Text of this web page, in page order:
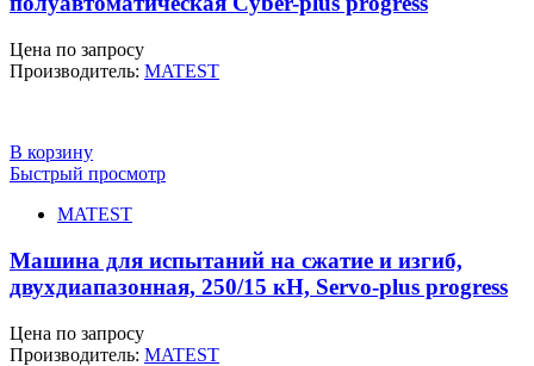
Цена по запросу
Производитель: MATEST
В корзину
Быстрый просмотр
MATEST
Машина для испытаний на сжатие и изгиб,
двухдиапазонная, 250/15 кН, Servo-plus progress
Цена по запросу
Производитель: MATEST